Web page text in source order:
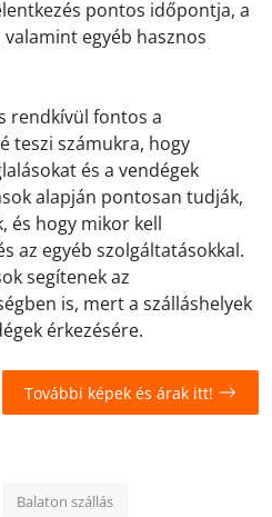
pontos időpontja, a
egyéb hasznos
rendkívül fontos a
teszi számukra, hogy
és a vendégek
alapján pontosan tudják,
és hogy mikor kell
az egyéb szolgáltatásokkal.
segítenek az
is, mert a szálláshelyek
érkezésére.
További képek és árak itt!
Balaton szállás